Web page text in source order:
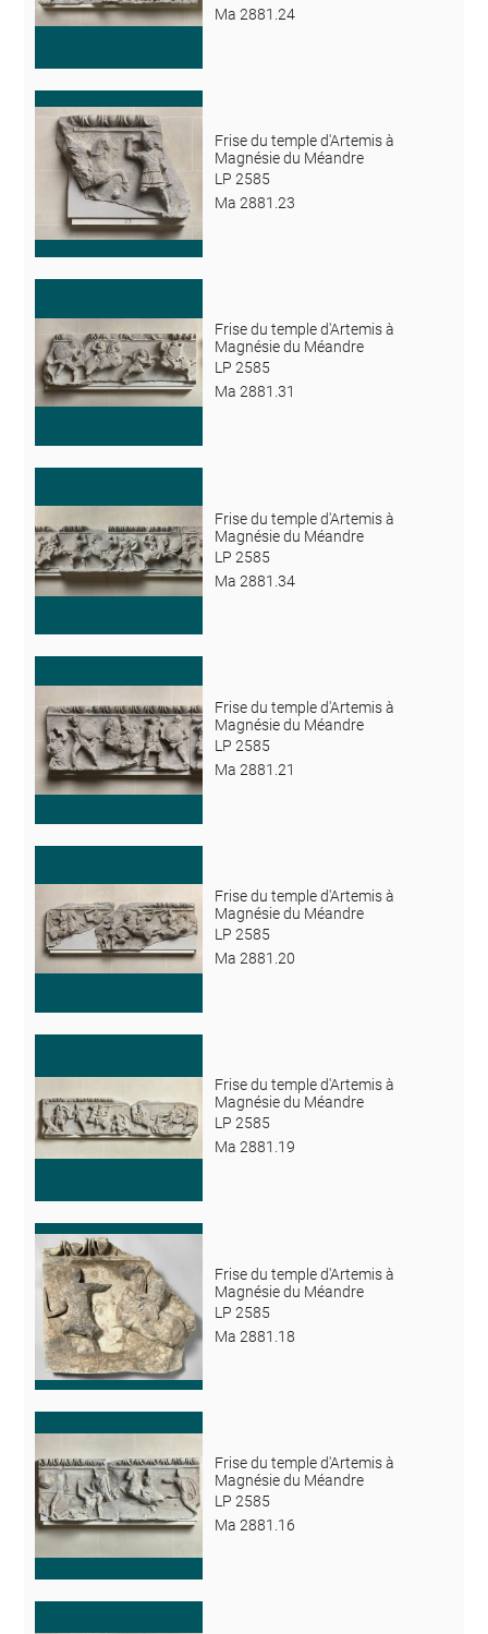
Ma 2881.24
Frise du temple d'Artemis à
Magnésie du Méandre
LP 2585
Ma 2881.23
Frise du temple d'Artemis à
Magnésie du Méandre
LP 2585
Ma 2881.31
Frise du temple d'Artemis à
Magnésie du Méandre
LP 2585
Ma 2881.34
Frise du temple d'Artemis à
Magnésie du Méandre
LP 2585
Ma 2881.21
Frise du temple d'Artemis à
Magnésie du Méandre
LP 2585
Ma 2881.20
Frise du temple d'Artemis à
Magnésie du Méandre
LP 2585
Ma 2881.19
Frise du temple d'Artemis à
Magnésie du Méandre
LP 2585
Ma 2881.18
Frise du temple d'Artemis à
Magnésie du Méandre
LP 2585
Ma 2881.16